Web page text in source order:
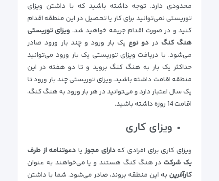
محدودی دارد. توجه داشته باشید که با داشتن ویزای
توریستی نمی‌توانید برای کار یا تحصیل در این منطقه اقدام
کنید و در صورت اقدام جریمه خواهید شد. ویزای توریستی
هنگ کنگ در دو نوع یک بار ورود و چند بار ورود صادر
می‌شود. با دریافت ویزای توریستی یک بار ورود می‌توانید
حداکثر یک بار به هنگ کنگ بروید و تا دو هفته در این
منطقه اقامت داشته باشید. ویزای توریستی چند بار ورود تا
یک سال اعتبار دارد و می‌توانید در هر بار ورود به هنگ کنگ،
اقامت 14 روزه داشته باشید.
ویزای کاری
ویزای کاری برای افرادی کهدارای مجوز یا دعوتنامه از طرف
یک شرکتدر هنگ کنگ هستند و یا می‌خواهند به عنوان
کارآفرین به این منطقه بروند، صادر می‌شود. شما با داشتن